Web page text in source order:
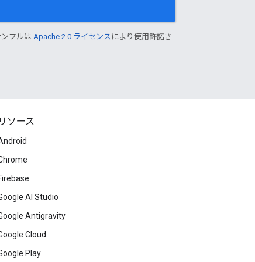
プルは Apache 2.0 ライセンス により使用許諾さ
リソース
AI Studio
Antigravity
Cloud
Play